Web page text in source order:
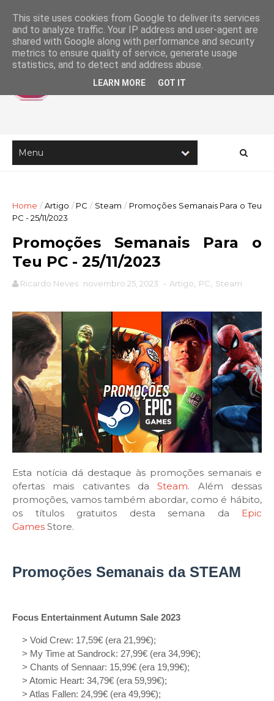
Home / Artigo / PC / Steam / Promoções Semanais Para o Teu
PC - 25/11/2023
Promoções Semanais Para o
Teu PC - 25/11/2023
Ricardo Neves novembro 25, 2023 - Artigo PC Steam
Esta notícia dá destaque às promoções semanais e
ofertas mais cativantes daSteam. Além dessas
promoções, vamos também abordar, como é hábito,
os títulos gratuitos desta semana da Epic
Games Store.
Promoções Semanais da STEAM
Focus Entertainment Autumn Sale 2023
> Void Crew: 17,59€ (era 21,99€);
> My Time at Sandrock: 27,99€ (era 34,99€);
> Chants of Sennaar: 15,99€ (era 19,99€);
> Atomic Heart: 34,79€ (era 59,99€);
> Atlas Fallen: 24,99€ (era 49,99€);
This site uses cookies from Google to deliver its services
and to analyze traffic. Your IP address and user-agent are
shared with Google along with performance and security
metrics to ensure quality of service, generate usage
statistics, and to detect and address abuse.
LEARN MORE GOT IT